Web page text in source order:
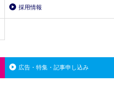
採用情報
広告・特集・記事申し込み